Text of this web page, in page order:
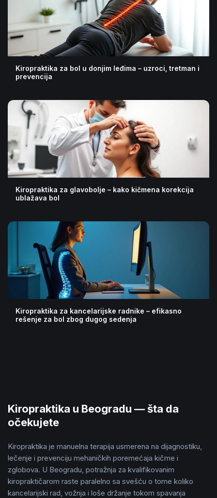
Kiropraktika za bol u donjim leđima – uzroci, tretman i
prevencija
Kiropraktika za glavobolje – kako kičmena korekcija
ublažava bol
Kiropraktika za kancelarijske radnike – efikasno
rešenje za bol zbog dugog sedenja
Kiropraktika u Beogradu — šta da
očekujete
Kiropraktika je manuelna terapija usmerena na dijagnostiku,
lečenje i prevenciju mehaničkih poremećaja kičme i
zglobova. U Beogradu, potražnja za kvalifikovanim
kiropraktičarom raste paralelno sa svešću o tome koliko
kancelarijski rad, vožnja i loše držanje tokom spavanja